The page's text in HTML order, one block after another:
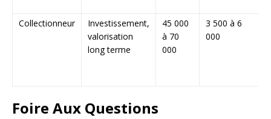
Collectionneur
Investissement,
valorisation
long terme
45 000
à 70
000
3 500 à 6
000
Foire Aux Questions